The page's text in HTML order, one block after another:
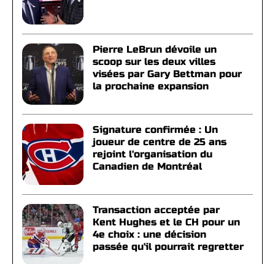
Pierre LeBrun dévoile un
scoop sur les deux villes
visées par Gary Bettman pour
la prochaine expansion
Signature confirmée : Un
joueur de centre de 25 ans
rejoint l'organisation du
Canadien de Montréal
Transaction acceptée par
Kent Hughes et le CH pour un
4e choix : une décision
passée qu'il pourrait regretter